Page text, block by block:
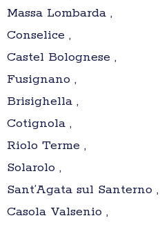
Massa Lombarda ,
Conselice ,
Castel Bolognese ,
Fusignano ,
Brisighella ,
Cotignola ,
Riolo Terme ,
Solarolo ,
Sant’Agata sul Santerno ,
Casola Valsenio ,